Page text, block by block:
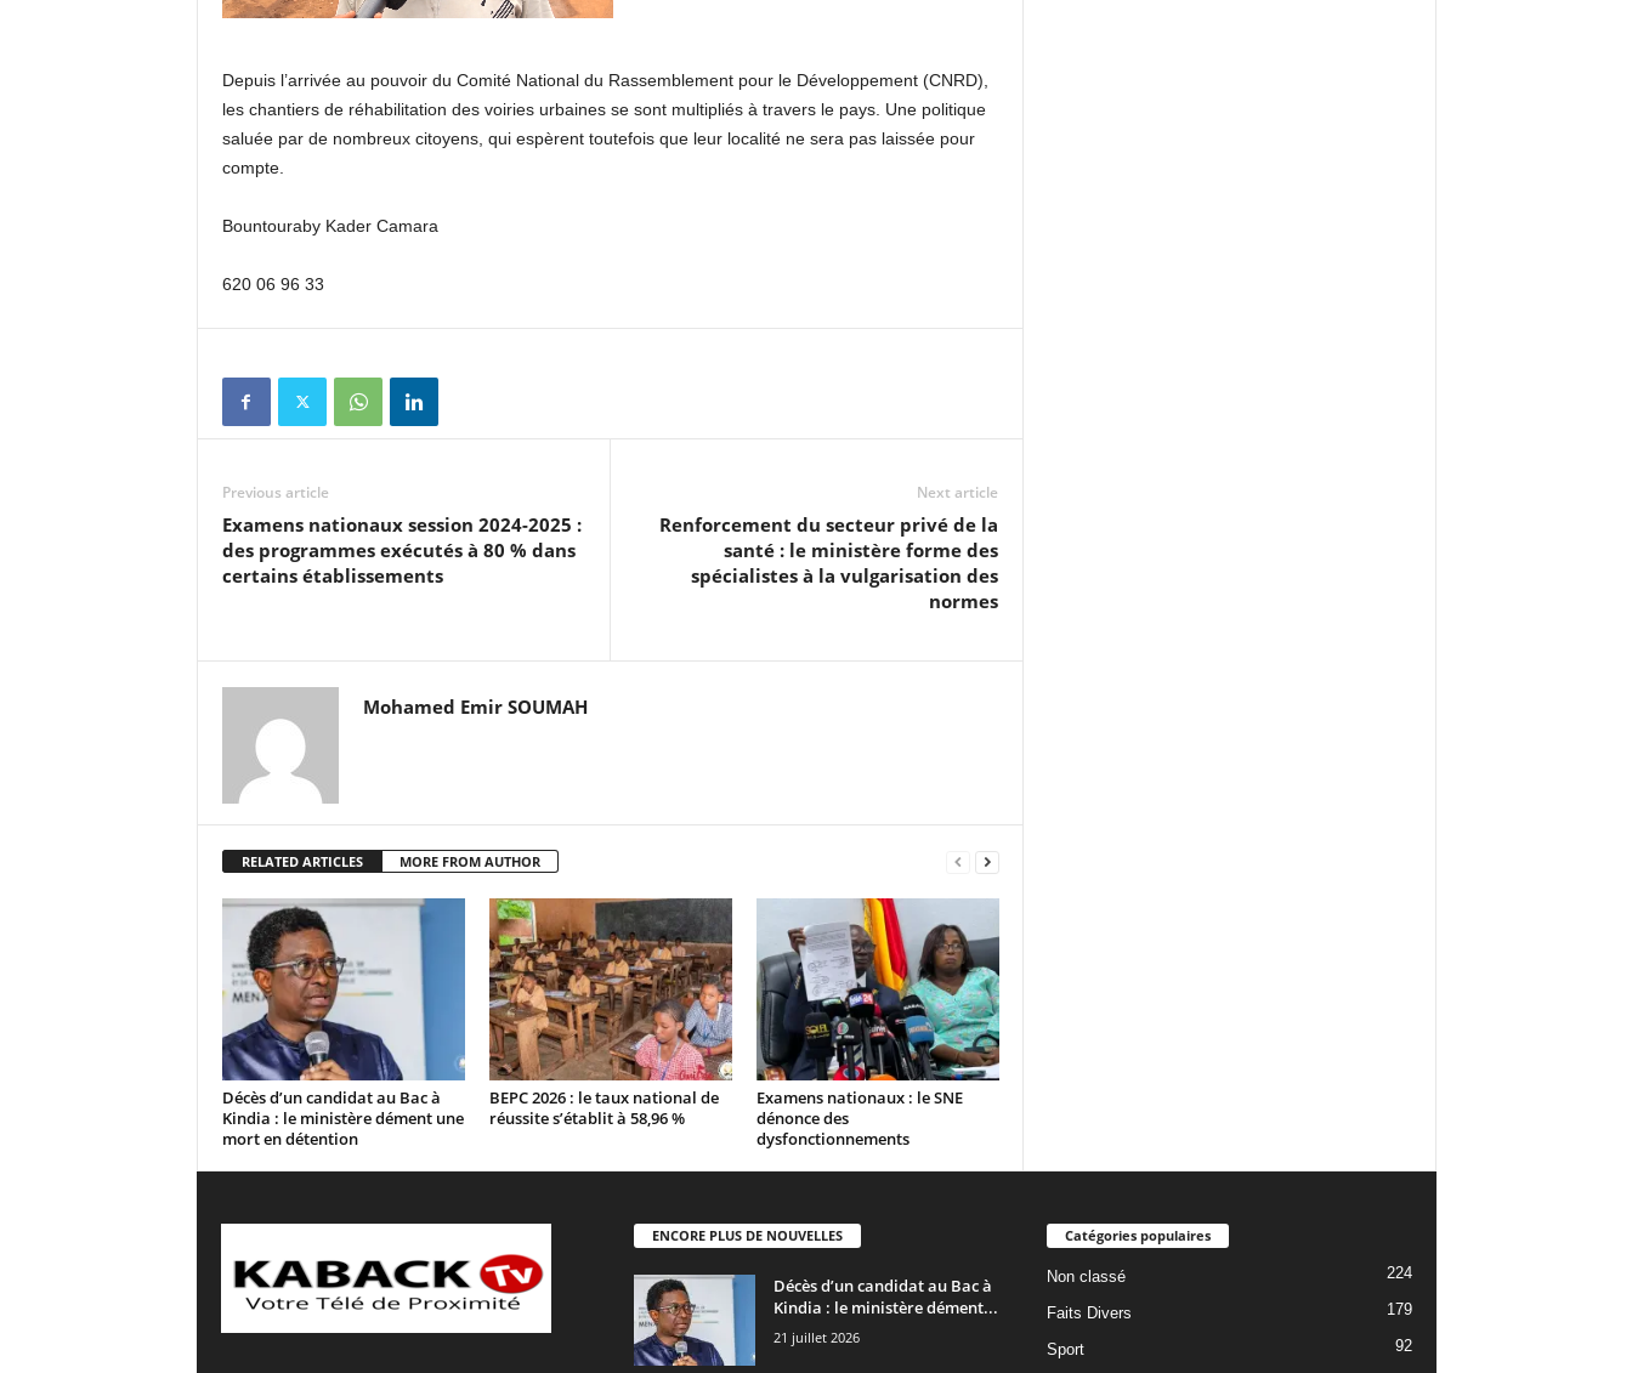
Depuis l’arrivée au pouvoir du Comité National du Rassemblement pour le Développement (CNRD),
les chantiers de réhabilitation des voiries urbaines se sont multipliés à travers le pays. Une politique
saluée par de nombreux citoyens, qui espèrent toutefois que leur localité ne sera pas laissée pour
compte.
Bountouraby Kader Camara
620 06 96 33
Previous article
Examens nationaux session 2024-2025 :
des programmes exécutés à 80 % dans
certains établissements
Next article
Renforcement du secteur privé de la
santé : le ministère forme des
spécialistes à la vulgarisation des
normes
Mohamed Emir SOUMAH
RELATED ARTICLES MORE FROM AUTHOR
Décès d’un candidat au Bac à
Kindia : le ministère dément une
mort en détention
BEPC 2026 : le taux national de
réussite s’établit à 58,96 %
Examens nationaux : le SNE
dénonce des
dysfonctionnements
ENCORE PLUS DE NOUVELLES
Décès d’un candidat au Bac à
Kindia : le ministère dément...
21 juillet 2026
Catégories populaires
Non classé 224
Faits Divers 179
Sport
92